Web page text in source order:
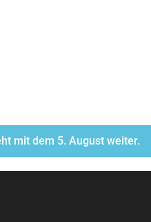
mit dem 5. August weiter.